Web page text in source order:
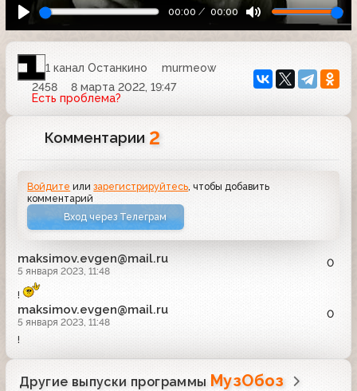
00:00 00:00
1 канал Останкино
murmeow
2458
8 марта 2022, 19:47
Есть проблема?
Комментарии 2
Войдите илизарегистрируйтесь, чтобы добавить
комментарий
Вход через Телеграм
maksimov.evgen@mail.ru
5 января 2023, 11:48
0
!
maksimov.evgen@mail.ru
5 января 2023, 11:48
0
!
Другие выпуски программы МузОбоз